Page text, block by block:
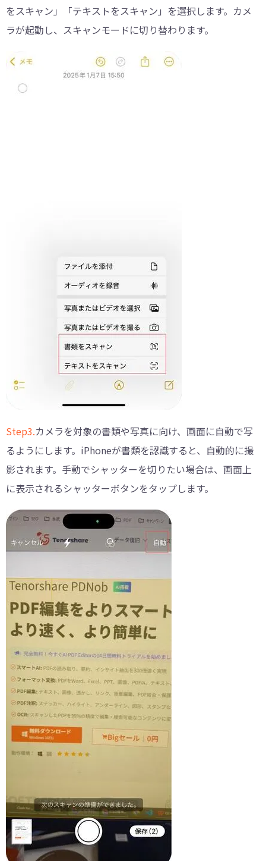
をスキャン」「テキストをスキャン」を選択します。カメ
ラが起動し、スキャンモードに切り替わります。
Step3.カメラを対象の書類や写真に向け、画面に自動で写
るようにします。iPhoneが書類を認識すると、自動的に撮
影されます。手動でシャッターを切りたい場合は、画面上
に表示されるシャッターボタンをタップします。